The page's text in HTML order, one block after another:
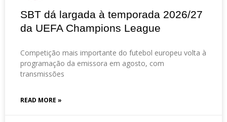
SBT dá largada à temporada 2026/27
da UEFA Champions League
Competição mais importante do futebol europeu volta à
programação da emissora em agosto, com
transmissões
READ MORE »